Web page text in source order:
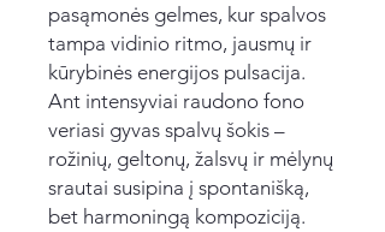
pasąmonės gelmes, kur spalvos
tampa vidinio ritmo, jausmų ir
kūrybinės energijos pulsacija.
Ant intensyviai raudono fono
veriasi gyvas spalvų šokis –
rožinių, geltonų, žalsvų ir mėlynų
srautai susipina į spontanišką,
bet harmoningą kompoziciją.